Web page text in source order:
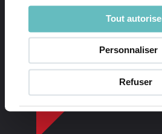
Tout
Personnaliser
Refuser
Recevez les dernières
plans directement par mail